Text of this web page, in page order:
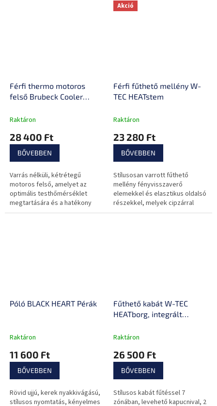
Férfi thermo motoros
felső Brubeck Cooler
kialakítás, varrásmentes
nedvességelvezetés
Raktáron
28 400 Ft
BŐVEBBEN
Varrás nélküli, kétrétegű
motoros felső, amelyet az
optimális testhőmérséklet
megtartására és a hatékony
izzadságelvezetésre terveztek.
Akció
Férfi fűthető mellény W-
TEC HEATstem
Raktáron
23 280 Ft
BŐVEBBEN
Stílusosan varrott fűthető
mellény fényvisszaverő
elemekkel és elasztikus oldalsó
részekkel, melyek cipzárral
bővíthetők.
Póló BLACK HEART Pérák
Raktáron
11 600 Ft
BŐVEBBEN
Rövid ujjú, kerek nyakkivágású,
stílusos nyomtatás, kényelmes
Fűthető kabát W-TEC
HEATborg, integrált
fűtés, 7 zóna, 3
985g
Raktáron
26 500 Ft
BŐVEBBEN
Stílusos kabát fűtéssel 7
zónában, levehető kapucnival, 2